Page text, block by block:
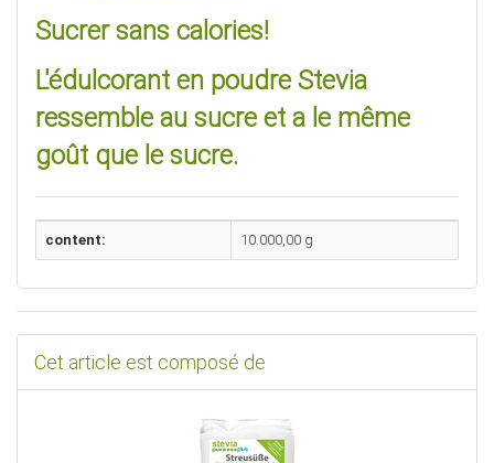
Sucrer sans calories!
L'édulcorant en poudre Stevia
ressemble au sucre et a le même
goût que le sucre.
content: 10.000,00 g
Cet article est composé de